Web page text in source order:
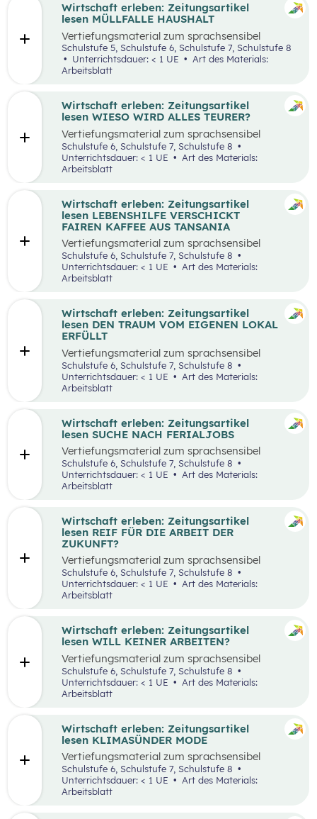
Wirtschaft erleben: Zeitungsartikel
lesen MÜLLFALLE HAUSHALT
Vertiefungsmaterial zum sprachsensibel
aufbereiteten Zeitungsartikel “Müllfalle
Haushalt”.
Schulstufe 5, Schulstufe 6, Schulstufe 7, Schulstufe 8
Unterrichtsdauer: < 1 UE
Art des Materials:
Arbeitsblatt
Wirtschaft erleben: Zeitungsartikel
lesen WIESO WIRD ALLES TEURER?
Vertiefungsmaterial zum sprachsensibel
aufbereiteten Zeitungsartikel “Wieso wird alles
teurer?”.
Schulstufe 6, Schulstufe 7, Schulstufe 8
Unterrichtsdauer: < 1 UE
Arbeitsblatt
Wirtschaft erleben: Zeitungsartikel
lesen LEBENSHILFE VERSCHICKT
FAIREN KAFFEE AUS TANSANIA
Vertiefungsmaterial zum sprachsensibel
aufbereiteten Zeitungsartikel “Lebenshilfe
verschickt fairen Kaffee aus Tansania”.
Schulstufe 6, Schulstufe 7, Schulstufe 8
Unterrichtsdauer: < 1 UE
Art des Materials:
Arbeitsblatt
Wirtschaft erleben: Zeitungsartikel
lesen DEN TRAUM VOM EIGENEN LOKAL
ERFÜLLT
Vertiefungsmaterial zum sprachsensibel
aufbereiteten Zeitungsartikel “Den Traum vom
eigenen Lokal erfüllt”.
Schulstufe 6, Schulstufe 7, Schulstufe 8
Unterrichtsdauer: < 1 UE
Arbeitsblatt
Wirtschaft erleben: Zeitungsartikel
lesen SUCHE NACH FERIALJOBS
Vertiefungsmaterial zum sprachsensibel
aufbereiteten Zeitungsartikel “Spannende
Suche nach Ferialjobs”.
Schulstufe 6, Schulstufe 7, Schulstufe 8
Unterrichtsdauer: < 1 UE
Arbeitsblatt
Wirtschaft erleben: Zeitungsartikel
lesen REIF FÜR DIE ARBEIT DER
ZUKUNFT?
Vertiefungsmaterial zum sprachsensibel
aufbereiteten Zeitungsartikel “Reif für die
Arbeit der Zukunft?”.
Schulstufe 6, Schulstufe 7, Schulstufe 8
Unterrichtsdauer: < 1 UE
Art des Materials:
Arbeitsblatt
Wirtschaft erleben: Zeitungsartikel
lesen WILL KEINER ARBEITEN?
Vertiefungsmaterial zum sprachsensibel
aufbereiteten Zeitungsartikel “Will keiner
arbeiten?”.
Schulstufe 6, Schulstufe 7, Schulstufe 8
Unterrichtsdauer: < 1 UE
Arbeitsblatt
Wirtschaft erleben: Zeitungsartikel
lesen KLIMASÜNDER MODE
Vertiefungsmaterial zum sprachsensibel
aufbereiteten Zeitungsartikel “Klimasünder
Mode”.
Schulstufe 6, Schulstufe 7, Schulstufe 8
Unterrichtsdauer: < 1 UE
Arbeitsblatt